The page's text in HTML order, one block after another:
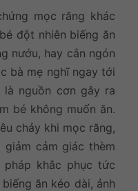
mọc răng khác
đột nhiên biếng ăn
nướu, hay cắn ngón
bà mẹ nghĩ ngay tới
là nguồn cơn gây ra
bé không muốn ăn.
chảy khi mọc răng,
cảm giác thèm
khắc phục tức
ăn kéo dài, ảnh